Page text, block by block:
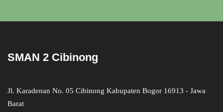
SMAN 2 Cibinong
Jl. Karadenan No. 05 Cibinong Kabupaten Bogor 16913 - Jawa
Barat